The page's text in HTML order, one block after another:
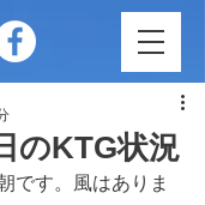
のKTG状況
です。風はありま